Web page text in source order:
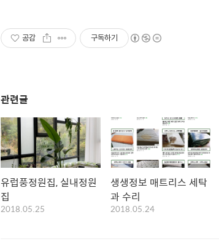
공감 구독하기
관련글
유럽풍정원집, 실내정원
집
2018.05.25
생생정보 매트리스 세탁
과 수리
2018.05.24